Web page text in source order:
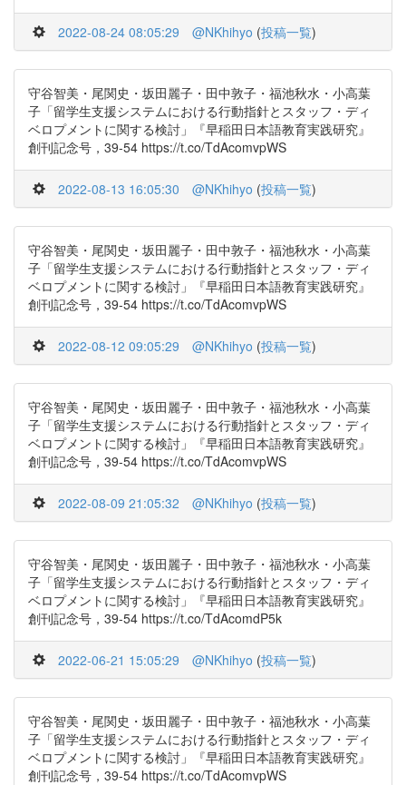
2022-08-24 08:05:29 @NKhihyo (投稿一覧)
守谷智美・尾関史・坂田麗子・田中敦子・福池秋水・小高葉
子「留学生支援システムにおける行動指針とスタッフ・ディ
ベロプメントに関する検討」『早稲田日本語教育実践研究』
創刊記念号，39-54 https://t.co/TdAcomvpWS
2022-08-13 16:05:30 @NKhihyo (投稿一覧)
守谷智美・尾関史・坂田麗子・田中敦子・福池秋水・小高葉
子「留学生支援システムにおける行動指針とスタッフ・ディ
ベロプメントに関する検討」『早稲田日本語教育実践研究』
創刊記念号，39-54 https://t.co/TdAcomvpWS
2022-08-12 09:05:29 @NKhihyo (投稿一覧)
守谷智美・尾関史・坂田麗子・田中敦子・福池秋水・小高葉
子「留学生支援システムにおける行動指針とスタッフ・ディ
ベロプメントに関する検討」『早稲田日本語教育実践研究』
創刊記念号，39-54 https://t.co/TdAcomvpWS
2022-08-09 21:05:32 @NKhihyo (投稿一覧)
守谷智美・尾関史・坂田麗子・田中敦子・福池秋水・小高葉
子「留学生支援システムにおける行動指針とスタッフ・ディ
ベロプメントに関する検討」『早稲田日本語教育実践研究』
創刊記念号，39-54 https://t.co/TdAcomdP5k
2022-06-21 15:05:29 @NKhihyo (投稿一覧)
守谷智美・尾関史・坂田麗子・田中敦子・福池秋水・小高葉
子「留学生支援システムにおける行動指針とスタッフ・ディ
ベロプメントに関する検討」『早稲田日本語教育実践研究』
創刊記念号，39-54 https://t.co/TdAcomvpWS